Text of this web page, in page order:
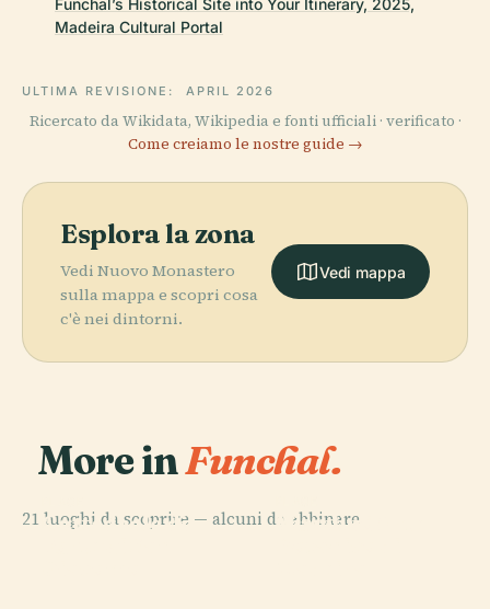
Madeira Cultural Portal
ULTIMA REVISIONE: APRIL 2026
Ricercato da Wikidata, Wikipedia e fonti ufficiali · verificato ·
Come creiamo le nostre guide →
Esplora la zona
Vedi Nuovo Monastero
sulla mappa e scopri cosa
c'è nei dintorni.
Vedi mappa
More inFunchal.
21 luoghi da scoprire — alcuni da abbinare.
Cattedrale di
Museo di Arte
PLACE
Giardino